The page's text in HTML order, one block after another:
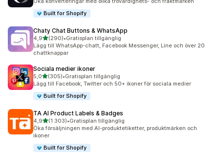
Built for Shopify
Chaty Chat Buttons & WhatsApp
4,9av 5 stjärnor
(290)
290 recensioner totalt
•Gratisplan tillgänglig
Lägg till WhatsApp-chatt, Facebook Messenger, Line och över 20
chattknappar
Sociala medier ikoner
5,0av 5 stjärnor
(305)
305 recensioner totalt
•Gratisplan tillgänglig
Lägg till Facebook, Twitter och 50+ ikoner för sociala medier
Built for Shopify
TA AI Product Labels & Badges
4,9av 5 stjärnor
(1 303)
1303 recensioner totalt
•Gratisplan tillgänglig
Öka försäljningen med AI-produktetiketter, produktmärken och
ikoner
Built for Shopify